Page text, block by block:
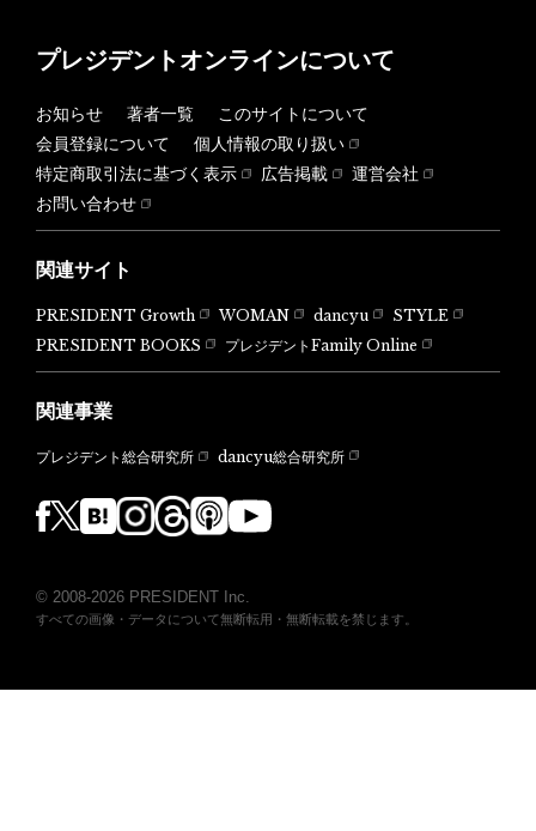
プレジデントオンラインについて
お知らせ 著者一覧
このサイトについて
会員登録について
個人情報の取り扱い
特定商取引法に基づく表示
広告掲載
運営会社
お問い合わせ
関連サイト
PRESIDENT Growth WOMAN dancyu
STYLE
PRESIDENT BOOKS
プレジデントFamily Online
関連事業
プレジデント総合研究所 dancyu総合研究所
© 2008-2026 PRESIDENT Inc.
すべての画像・データについて無断転用・無断転載を禁じます。